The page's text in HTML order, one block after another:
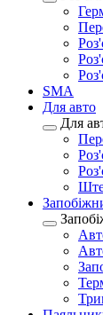
SMA
Для авто
Для